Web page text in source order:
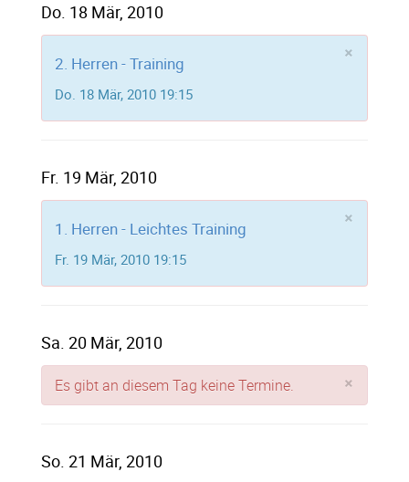
Do. 18 Mär, 2010
×
2. Herren - Training
Do. 18 Mär, 2010 19:15
Fr. 19 Mär, 2010
×
1. Herren - Leichtes Training
Fr. 19 Mär, 2010 19:15
Sa. 20 Mär, 2010
×
Es gibt an diesem Tag keine Termine.
So. 21 Mär, 2010